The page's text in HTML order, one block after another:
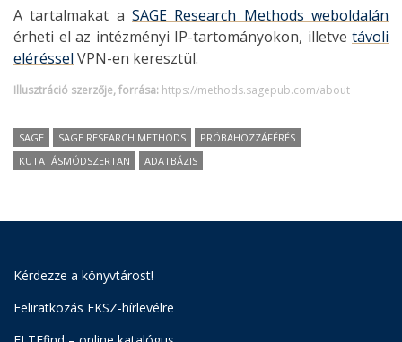
A tartalmakat a SAGE Research Methods weboldalán
érheti el az intézményi IP-tartományokon, illetve távoli
eléréssel VPN-en keresztül.
Illusztráció szerzője, forrása: https://methods.sagepub.com/about
SAGE SAGE RESEARCH METHODS
PRÓBAHOZZÁFÉRÉS
KUTATÁSMÓDSZERTAN
ADATBÁZIS
Kérdezze a könyvtárost!
Feliratkozás EKSZ-hírlevélre